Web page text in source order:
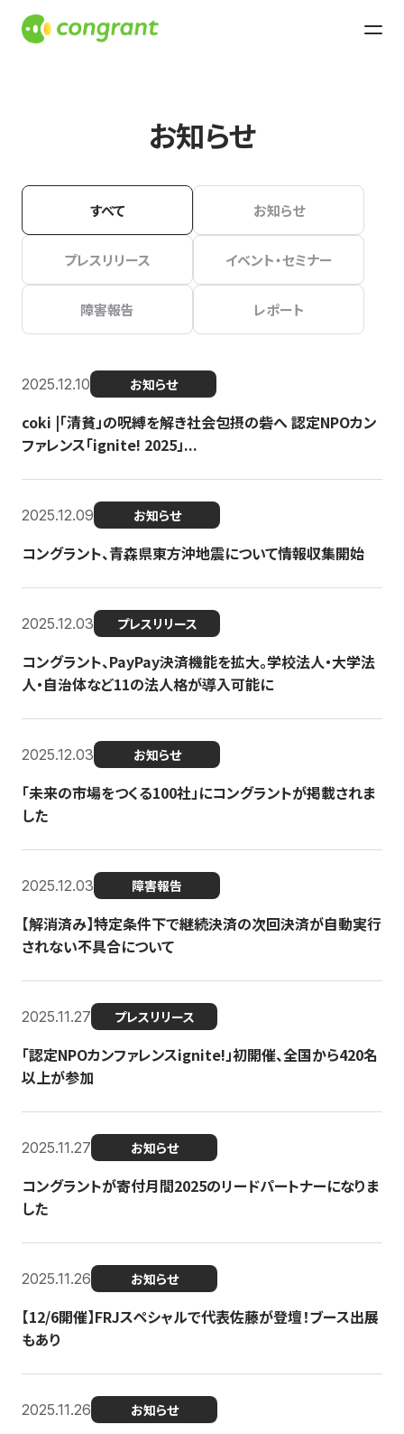
お知らせ
すべて お知らせ
プレスリリース イベント・セミナー
障害報告 レポート
2025.12.10 お知らせ
coki |「清貧」の呪縛を解き社会包摂の砦へ 認定NPOカン
ファレンス「ignite! 2025」...
2025.12.09 お知らせ
コングラント、青森県東方沖地震について情報収集開始
2025.12.03 プレスリリース
コングラント、PayPay決済機能を拡大。学校法人・大学法
人・自治体など11の法人格が導入可能に
2025.12.03 お知らせ
「未来の市場をつくる100社」にコングラントが掲載されま
した
2025.12.03 障害報告
【解消済み】特定条件下で継続決済の次回決済が自動実行
されない不具合について
2025.11.27 プレスリリース
「認定NPOカンファレンスignite!」初開催、全国から420名
以上が参加
2025.11.27 お知らせ
コングラントが寄付月間2025のリードパートナーになりま
した
2025.11.26 お知らせ
【12/6開催】FRJスペシャルで代表佐藤が登壇！ブース出展
もあり
2025.11.26 お知らせ